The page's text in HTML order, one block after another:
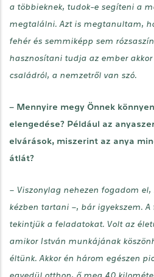
a többieknek, tudok-e segíteni a
megtalálni. Azt is megtanultam,
fehér és semmiképp sem
hasznosítani tudja az ember
családról, a nemzetről van szó.
– Mennyire megy Önnek
elengedése? Például az
elvárások, miszerint az anya
átlát?
– Viszonylag nehezen fogadom
kézben tartani –, bár igyekszem. A
tekintjük a feladatokat. Volt az
amikor István munkájának
éltünk. Akkor én három egészen